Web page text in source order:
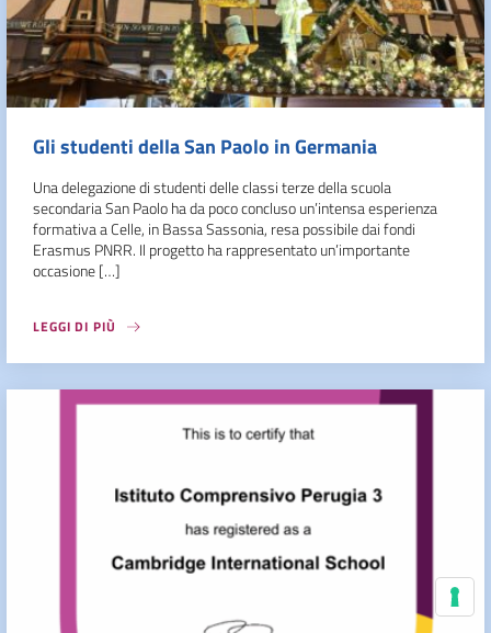
Gli studenti della San Paolo in Germania
Una delegazione di studenti delle classi terze della scuola
secondaria San Paolo ha da poco concluso un’intensa esperienza
formativa a Celle, in Bassa Sassonia, resa possibile dai fondi
Erasmus PNRR. Il progetto ha rappresentato un’importante
occasione […]
LEGGI DI PIÙ
Le